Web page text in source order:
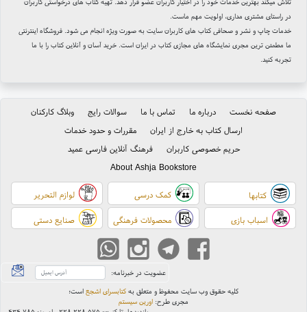
در راستای مشتری مداری، اولویت مهم ماست.
خدمات چاپ و نشر و صحافی کتاب های کاربران سایت به صورت ویژه انجام می شود. فروشگاه اینترنتی
ما مطمئن ترین مجری نمایشگاه های مجازی کتاب در ایران است. خرید آسان و آنلاین کتاب را با ما
تجربه کنید.
صفحه نخست درباره ما تماس با ما سوالات رایج
وبلاگ کارکنان
ارسال کتاب به خارج از ایران
مقررات و حدود خدمات
حریم خصوصی کاربران
فرهنگ آنلاین فارسی عمید
About Ashja Bookstore
کتابها کمک درسی لوازم التحریر
اسباب بازی محصولات فرهنگی صنایع دستی
عضویت در خبرنامه:
کلیه حقوق وب سایت محفوظ و متعلق به کتابسرای اشجع است؛
مجری طرح: اورین سیستم